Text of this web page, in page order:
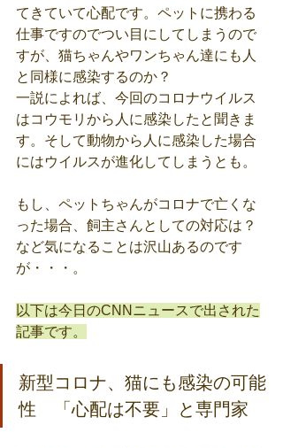
てきていて心配です。ペットに携わる
仕事ですのでつい目にしてしまうので
すが、猫ちゃんやワンちゃん達にも人
と同様に感染するのか？
一説によれば、今回のコロナウイルス
はコウモリから人に感染したと聞きま
す。そして動物から人に感染した場合
にはウイルスが進化してしまうとも。
もし、ペットちゃんがコロナで亡くな
った場合、飼主さんとしての対応は？
など気になることは沢山あるのです
が・・・。
以下は今日のCNNニュースで出された
記事です。
新型コロナ、猫にも感染の可能
性　「心配は不要」と専門家